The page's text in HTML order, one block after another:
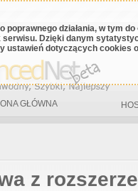
działania, w tym
Dzięki danym
ustawień dotyczących cookies
GŁÓWNA
z